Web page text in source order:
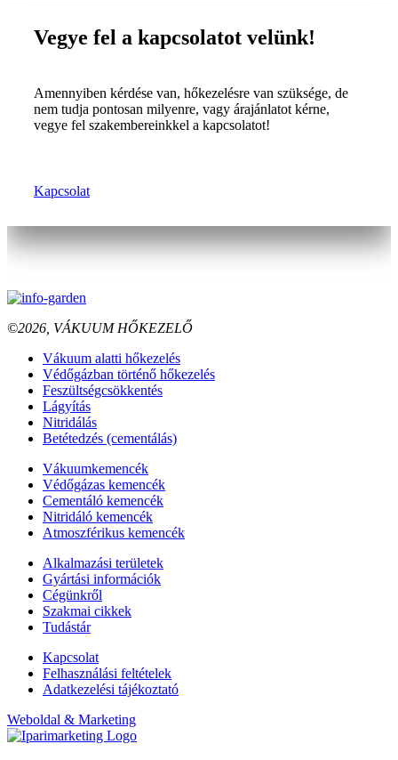
Vegye fel a kapcsolatot velünk!
Amennyiben kérdése van, hőkezelésre van szüksége, de
nem tudja pontosan milyenre, vagy árajánlatot kérne,
vegye fel szakembereinkkel a kapcsolatot!
Kapcsolat
©2026, VÁKUUM HŐKEZELŐ
Vákuum alatti hőkezelés
Védőgázban történő hőkezelés
Feszültségcsökkentés
Lágyítás
Nitridálás
Betétedzés (cementálás)
Vákuumkemencék
Védőgázas kemencék
Cementáló kemencék
Nitridáló kemencék
Atmoszférikus kemencék
Alkalmazási területek
Gyártási információk
Cégünkről
Szakmai cikkek
Tudástár
Kapcsolat
Felhasználási feltételek
Adatkezelési tájékoztató
Weboldal & Marketing